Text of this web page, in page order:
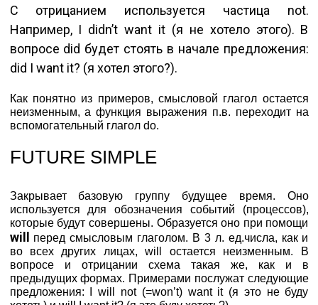
С отрицанием используется частица not.
Например, I didn’t want it (я не хотело этого). В
вопросе did будет стоять в начале предложения:
did I want it? (я хотел этого?).
Как понятно из примеров, смысловой глагол остается
неизменным, а функция выражения п.в. переходит на
вспомогательный глагол do.
FUTURE SIMPLE
Закрывает базовую группу будущее время. Оно
используется для обозначения событий (процессов),
которые будут совершены. Образуется оно при помощи
will
перед смысловым глаголом. В 3 л. ед.числа, как и
во всех других лицах, will остается неизменным. В
вопросе и отрицании схема такая же, как и в
предыдущих формах. Примерами послужат следующие
предложения: I will not (=won’t) want it (я это не буду